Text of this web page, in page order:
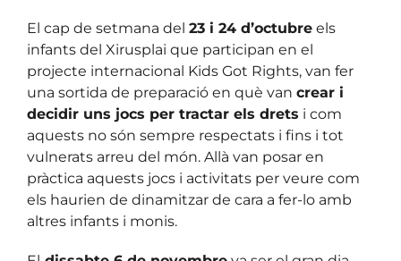
El cap de setmana del 23 i 24 d’octubre els
infants del Xirusplai que participan en el
projecte internacional Kids Got Rights, van fer
una sortida de preparació en què van crear i
decidir uns jocs per tractar els drets i com
aquests no són sempre respectats i fins i tot
vulnerats arreu del món. Allà van posar en
pràctica aquests jocs i activitats per veure com
els haurien de dinamitzar de cara a fer-lo amb
altres infants i monis.